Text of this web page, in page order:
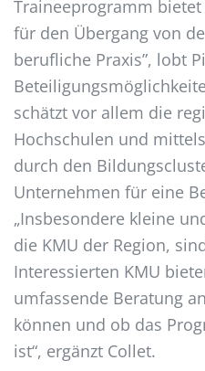
Traineeprogramm
für den Übergang von
berufliche Praxis”, lobt
schätzt vor allem die
Hochschulen und
durch den
Unternehmen für eine
„Insbesondere kleine
die KMU der Region,
Interessierten KMU
umfassende Beratung
können und ob das
ist“, ergänzt Collet.